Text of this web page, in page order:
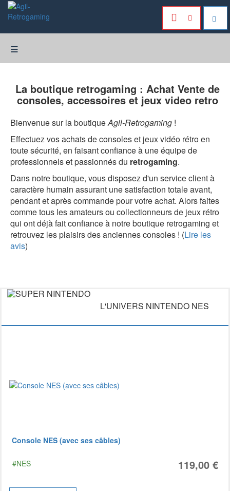
≡
La boutique retrogaming : Achat Vente de
consoles, accessoires et jeux video retro
Bienvenue sur la boutiqueAgil-Retrogaming !
Effectuez vos achats de consoles et jeux vidéo rétro en
toute sécurité, en faisant confiance à une équipe de
professionnels et passionnés du retrogaming.
Dans notre boutique, vous disposez d'un service client à
caractère humain assurant une satisfaction totale avant,
pendant et après commande pour votre achat. Alors faites
comme tous les amateurs ou collectionneurs de jeux rétro
qui ont déjà fait confiance à notre boutique retrogaming et
retrouvez les plaisirs des anciennes consoles ! (Lire les
avis)
L'UNIVERS NINTENDO NES
Console NES (avec ses câbles)
119,00 €
#NES